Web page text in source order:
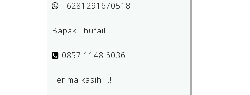
+6281291670518
Bapak Thufail
0857 1148 6036
Terima kasih …!